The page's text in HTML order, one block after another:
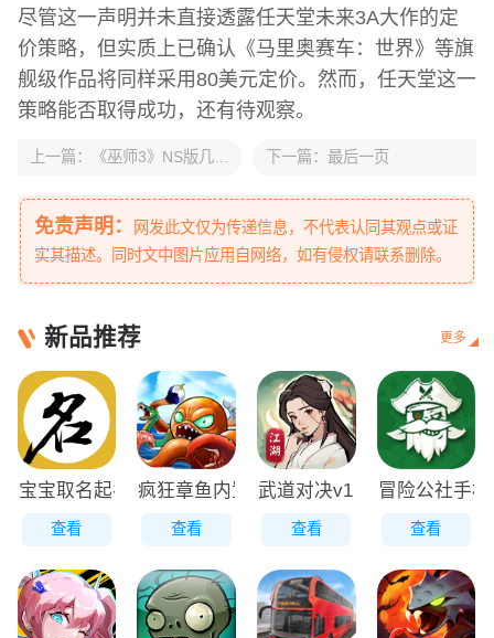
尽管这一声明并未直接透露任天堂未来3A大作的定
价策略，但实质上已确认《马里奥赛车：世界》等旗
舰级作品将同样采用80美元定价。然而，任天堂这一
策略能否取得成功，还有待观察。
上一篇： 《巫师3》NS版几乎不赚钱 《赛博朋克2077》Switch 2版截图 下一篇： 最后一页
免责声明：
网发此文仅为传递信息，不代表认同其观点或证
实其描述。同时文中图片应用自网络，如有侵权请联系删除。
新品推荐 更多
宝宝取名起名app
查看
疯狂章鱼内置MOD菜单
查看
武道对决v1.0最新版
查看
冒险公社手
查看